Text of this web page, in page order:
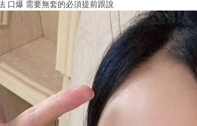
口爆 需要無套的必須提前跟說